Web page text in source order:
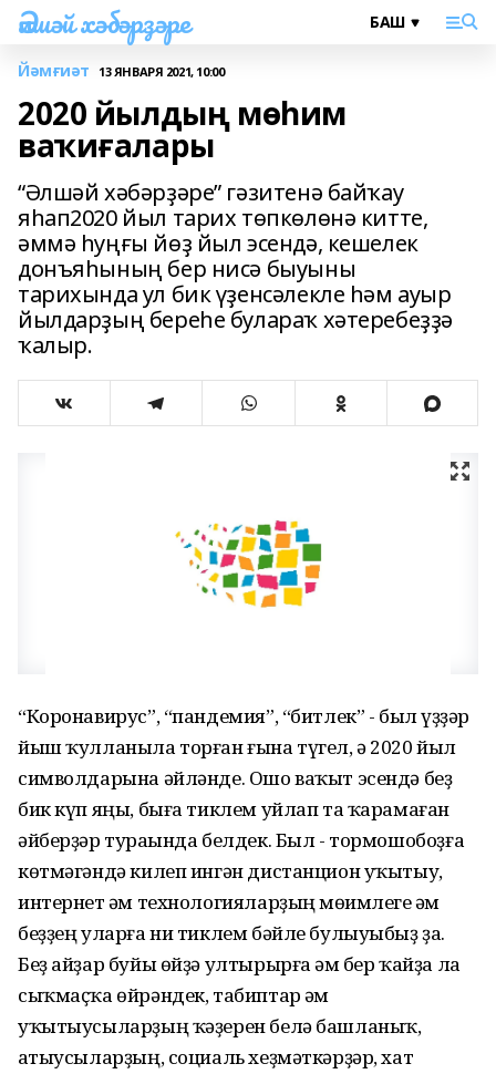
Әлшәй хәбәрҙәре
Йәмғиәт 13 ЯНВАРЯ 2021, 10:00
2020 йылдың мөһим
ваҡиғалары
“Әлшәй хәбәрҙәре” гәзитенә байҡау
яһап2020 йыл тарих төпкөлөнә китте,
әммә һуңғы йөҙ йыл эсендә, кешелек
донъяһының бер нисә быуыны
тарихында ул бик үҙенсәлекле һәм ауыр
йылдарҙың береһе булараҡ хәтеребеҙҙә
ҡалыр.
“Коронавирус”, “пандемия”, “битлек” - был һүҙҙәр
йыш ҡулланыла торған ғына түгел, ә 2020 йыл
символдарына әйләнде. Ошо ваҡыт эсендә беҙ
бик күп яңы, быға тиклем уйлап та ҡарамаған
әйберҙәр тураһында белдек. Был - тормошобоҙға
көтмәгәндә килеп ингән дистанцион уҡытыу,
интернет һәм технологияларҙың мөһимлеге һәм
беҙҙең уларға ни тиклем бәйле булыуыбыҙ ҙа.
Беҙ айҙар буйы өйҙә ултырырға һәм бер ҡайҙа ла
сыҡмаҫҡа өйрәндек, табиптар һәм
уҡытыусыларҙың ҡәҙерен белә башланыҡ,
һатыусыларҙың, социаль хеҙмәткәрҙәр, хат